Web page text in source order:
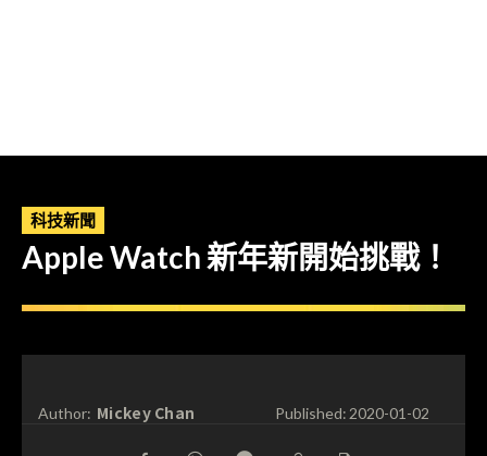
科技新聞
Apple Watch 新年新開始挑戰！
Author: Mickey Chan Published:2020-01-02